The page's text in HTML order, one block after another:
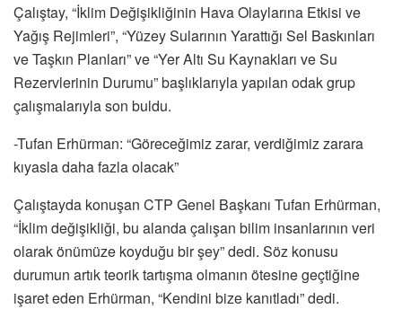
Çalıştay, “İklim Değişikliğinin Hava Olaylarına Etkisi ve
Yağış Rejimleri”, “Yüzey Sularının Yarattığı Sel Baskınları
ve Taşkın Planları” ve “Yer Altı Su Kaynakları ve Su
Rezervlerinin Durumu” başlıklarıyla yapılan odak grup
çalışmalarıyla son buldu.
-Tufan Erhürman: “Göreceğimiz zarar, verdiğimiz zarara
kıyasla daha fazla olacak”
Çalıştayda konuşan CTP Genel Başkanı Tufan Erhürman,
“İklim değişikliği, bu alanda çalışan bilim insanlarının veri
olarak önümüze koyduğu bir şey” dedi. Söz konusu
durumun artık teorik tartışma olmanın ötesine geçtiğine
işaret eden Erhürman, “Kendini bize kanıtladı” dedi.